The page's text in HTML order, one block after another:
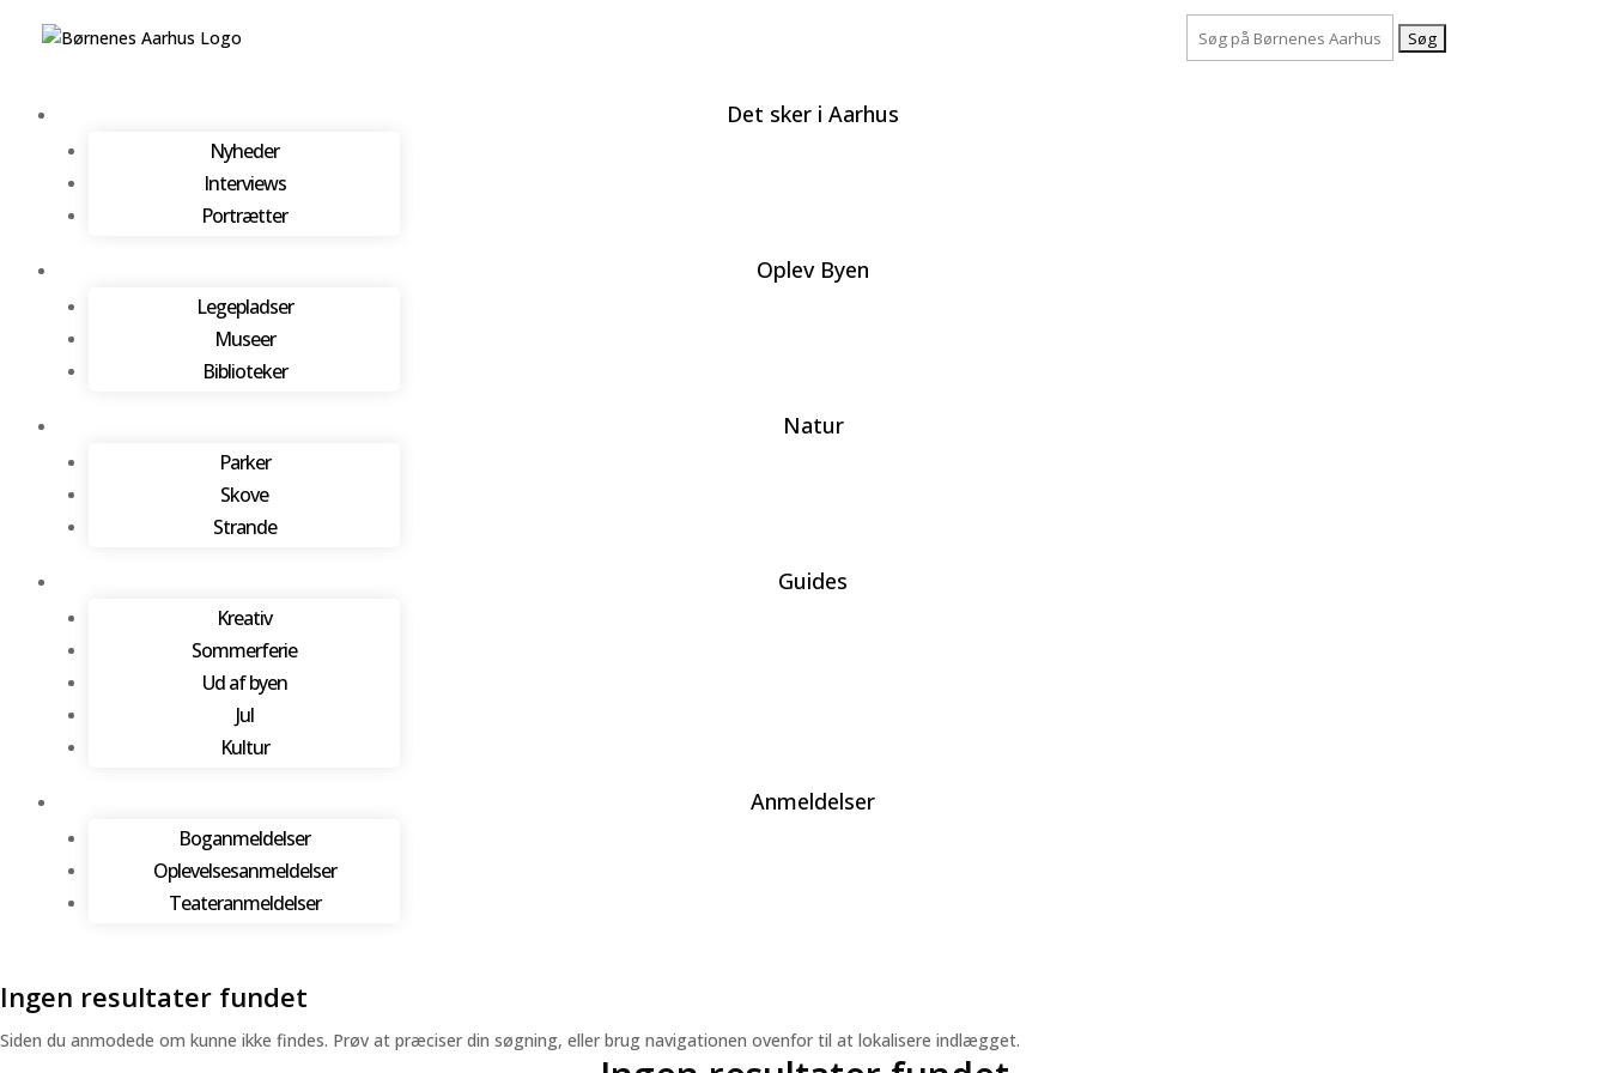
efter:
Det sker i Aarhus
Nyheder
Interviews
Portrætter
Oplev Byen
Legepladser
Museer
Biblioteker
Natur
Parker
Skove
Strande
Guides
Kreativ
Sommerferie
Ud af byen
Jul
Kultur
Anmeldelser
Boganmeldelser
Oplevelsesanmeldelser
Teateranmeldelser
Ingen resultater fundet
Siden du anmodede om kunne ikke findes. Prøv at præciser din søgning, eller brug navigationen ovenfor til at lokalisere indlægget.